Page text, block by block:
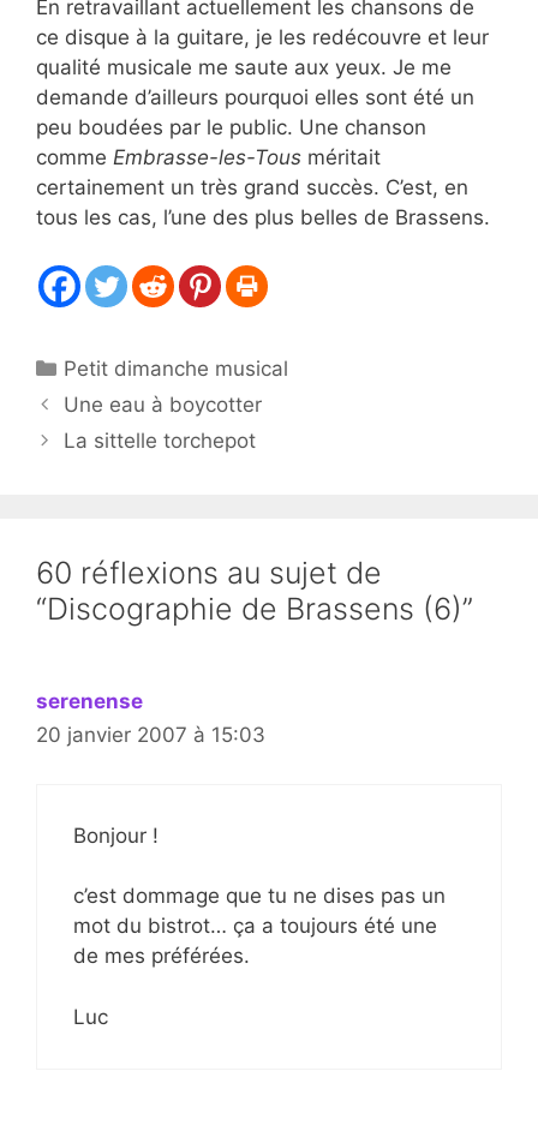
En retravaillant actuellement les chansons de
ce disque à la guitare, je les redécouvre et leur
qualité musicale me saute aux yeux. Je me
demande d’ailleurs pourquoi elles sont été un
peu boudées par le public. Une chanson
comme Embrasse-les-Tous méritait
certainement un très grand succès. C’est, en
tous les cas, l’une des plus belles de Brassens.
Catégories
Petit dimanche musical
Une eau à boycotter
La sittelle torchepot
60 réflexions au sujet de
“Discographie de Brassens (6)”
serenense
20 janvier 2007 à 15:03
Bonjour !
c’est dommage que tu ne dises pas un
mot du bistrot… ça a toujours été une
de mes préférées.
Luc